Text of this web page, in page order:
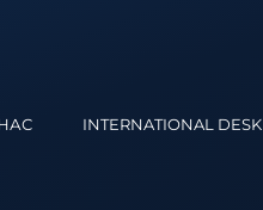
INTERNATIONAL DESK